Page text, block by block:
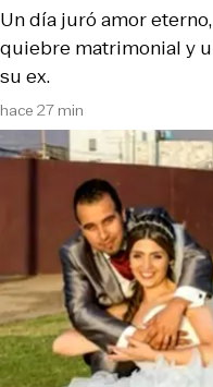
hace 27 min
Un día juró amor
quiebre matrimonial y
su ex.